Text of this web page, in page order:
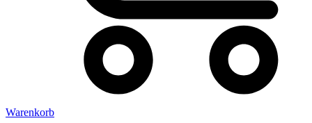
Warenkorb